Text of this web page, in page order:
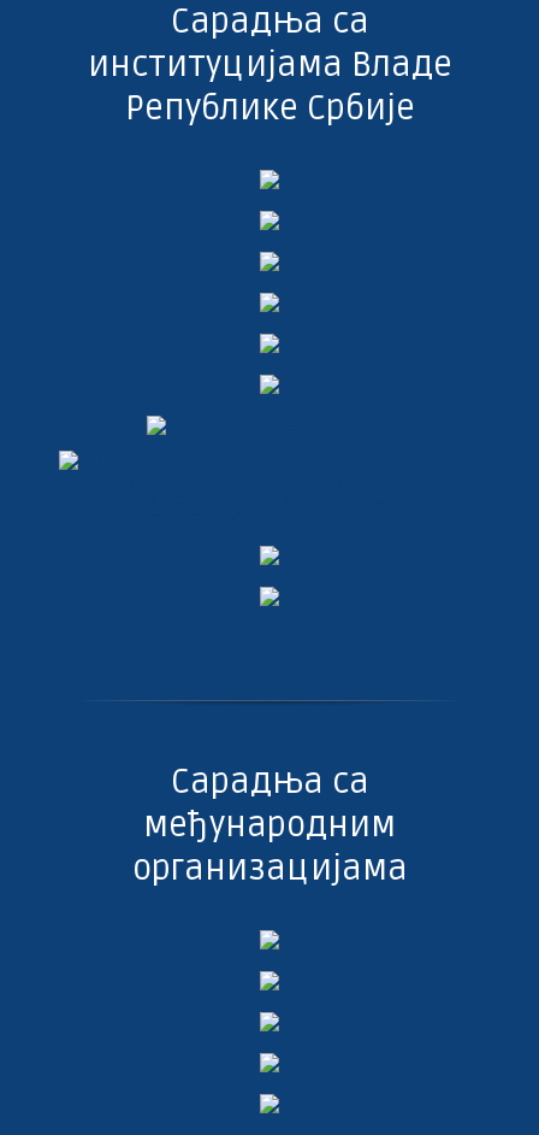
Сарадња са
институцијама Владе
Републике Србије
Сарадња са
међународним
организацијама